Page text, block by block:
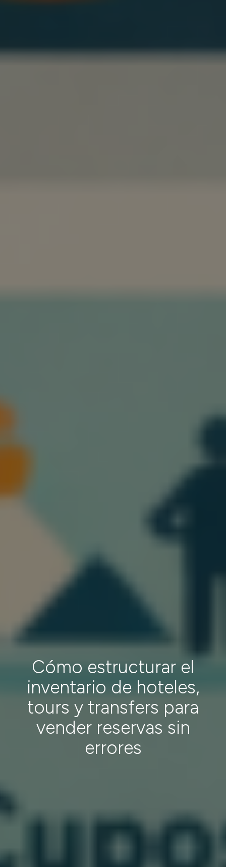
Cómo estructurar el
inventario de hoteles,
tours y transfers para
vender reservas sin
errores